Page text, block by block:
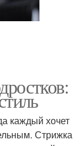
каждый хочет
Стрижка